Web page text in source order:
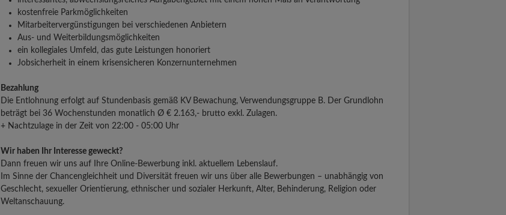
kostenfreie Parkmöglichkeiten
Mitarbeitervergünstigungen bei verschiedenen Anbietern
Aus- und Weiterbildungsmöglichkeiten
ein kollegiales Umfeld, das gute Leistungen honoriert
Jobsicherheit in einem krisensicheren Konzernunternehmen
Bezahlung
Die Entlohnung erfolgt auf Stundenbasis gemäß KV Bewachung, Verwendungsgruppe B. Der Grundlohn
beträgt bei 36 Wochenstunden monatlich Ø € 2.163,- brutto exkl. Zulagen.
+ Nachtzulage in der Zeit von 22:00 - 05:00 Uhr
Wir haben Ihr Interesse geweckt?
Dann freuen wir uns auf Ihre Online-Bewerbung inkl. aktuellem Lebenslauf.
Im Sinne der Chancengleichheit und Diversität freuen wir uns über alle Bewerbungen – unabhängig von
Geschlecht, sexueller Orientierung, ethnischer und sozialer Herkunft, Alter, Behinderung, Religion oder
Weltanschauung.